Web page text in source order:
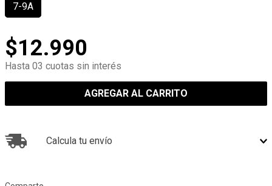
7-9A
$12.990
Hasta 03 cuotas sin interés
AGREGAR AL CARRITO
Calcula tu envío